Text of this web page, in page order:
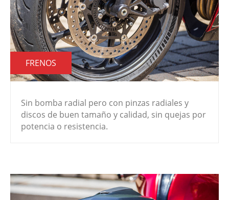
FRENOS
Sin bomba radial pero con pinzas radiales y
discos de buen tamaño y calidad, sin quejas por
potencia o resistencia.